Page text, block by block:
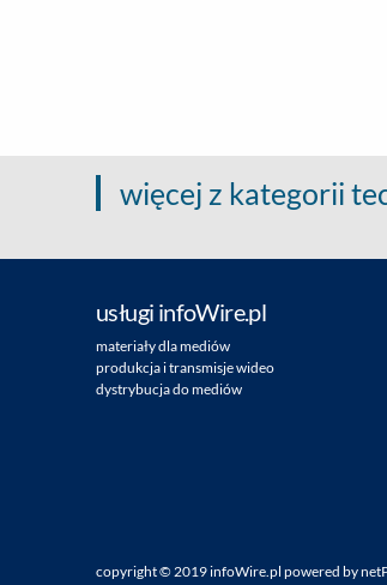
więcej z kategorii
usługi infoWire.pl
materiały dla mediów
produkcja i transmisje wideo
dystrybucja do mediów
copyright ©2019infoWire.pl powered by